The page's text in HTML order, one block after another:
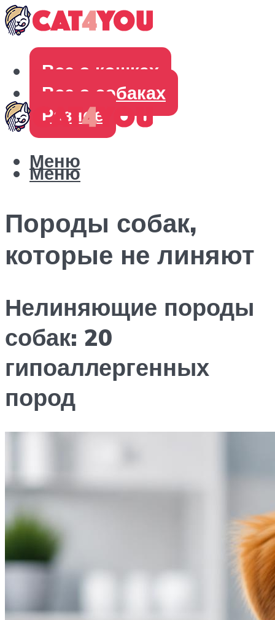
Все о кошках
Все о собаках
Разное
Меню
Меню
Породы собак,
которые не линяют
Нелиняющие породы
собак: 20
гипоаллергенных
пород